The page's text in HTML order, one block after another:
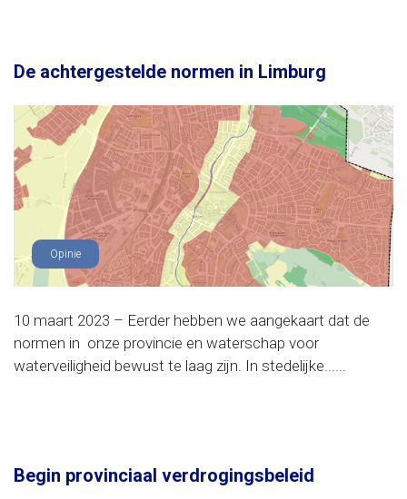
De achtergestelde normen in Limburg
Opinie
10 maart 2023 – Eerder hebben we aangekaart dat de
normen in onze provincie en waterschap voor
waterveiligheid bewust te laag zijn. In stedelijke......
Begin provinciaal verdrogingsbeleid